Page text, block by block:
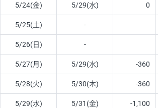
5/24(金) 5/29(水) 0
5/25(土) -
5/26(日) -
5/27(月) 5/29(水) -360
5/28(火) 5/30(木) -360
5/29(水) 5/31(金) -1,100